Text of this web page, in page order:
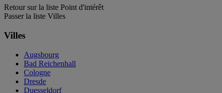
Retour sur la liste Point d'intérêt
Passer la liste Villes
Villes
Augsbourg
Bad Reichenhall
Cologne
Dresde
Duesseldorf